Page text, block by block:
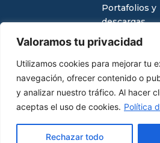
Valoramos tu privacidad
Utilizamos cookies para mejorar tu
navegación, ofrecer contenido o
y analizar nuestro tráfico. Al hacer
aceptas el uso de cookies. Política
Rechazar todo
Portafolios y
descargas
2026 Copyright © Valle del pacífico